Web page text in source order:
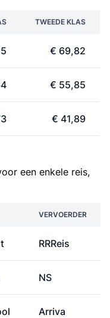
TWEEDE KLAS
€ 69,82
€ 55,85
€ 41,89
een enkele reis,
VERVOERDER
RRReis
NS
Arriva